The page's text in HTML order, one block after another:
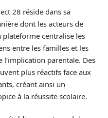
28 réside dans sa
dont les acteurs de
plateforme centralise les
entre les familles et les
l’implication parentale. Des
plus réactifs face aux
créant ainsi un
à la réussite scolaire.